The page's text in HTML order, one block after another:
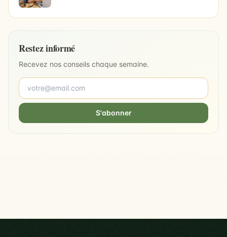
Restez informé
Recevez nos conseils chaque semaine.
S'abonner